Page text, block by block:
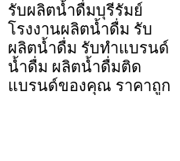
รับผลิตน้ำดื่มบุรีรัมย์
โรงงานผลิตน้ำดื่ม รับ
ผลิตน้ำดื่ม รับทำแบรนด์
น้ำดื่ม ผลิตน้ำดื่มติด
แบรนด์ของคุณ ราคาถูก